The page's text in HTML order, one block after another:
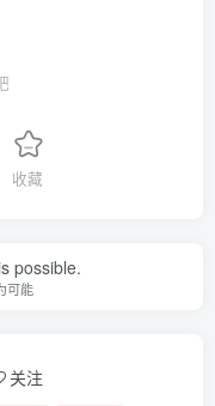
收藏
possible.
可能
关注